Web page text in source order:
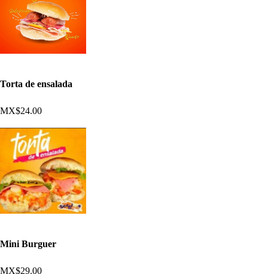
Torta de ensalada
MX$24.00
Mini Burguer
MX$29.00